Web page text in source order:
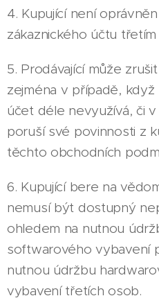
4. Kupující není
zákaznického účtu
5. Prodávající může
zejména v případě, když
účet déle nevyužívá, či
poruší své povinnosti z
těchto obchodních
6. Kupující bere na
nemusí být dostupný
ohledem na nutnou
softwarového vybavení
nutnou údržbu
vybavení třetích osob.